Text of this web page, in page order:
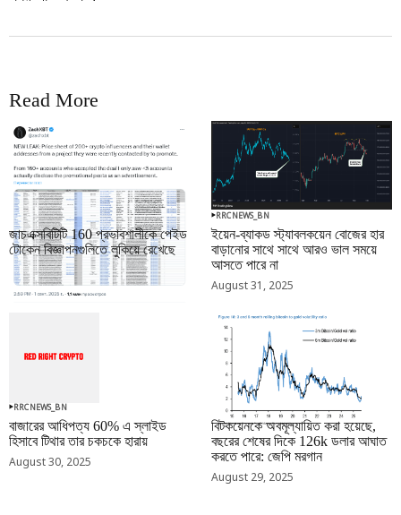
Read More
RRCNEWS_BN
জাচএক্সবিটিটি 160 প্রভাবশালীকে পেইড
টোকেন বিজ্ঞাপনগুলিতে লুকিয়ে রেখেছে
September 01, 2025
RRCNEWS_BN
ইয়েন-ব্যাকড স্ট্যাবলকয়েন বোজের হার
বাড়ানোর সাথে সাথে আরও ভাল সময়ে
আসতে পারে না
August 31, 2025
RRCNEWS_BN
বাজারের আধিপত্য 60% এ স্লাইড
হিসাবে টিথার তার চকচকে হারায়
August 30, 2025
RRCNEWS_BN
বিটকয়েনকে অবমূল্যায়িত করা হয়েছে,
বছরের শেষের দিকে 126k ডলার আঘাত
করতে পারে: জেপি মরগান
August 29, 2025